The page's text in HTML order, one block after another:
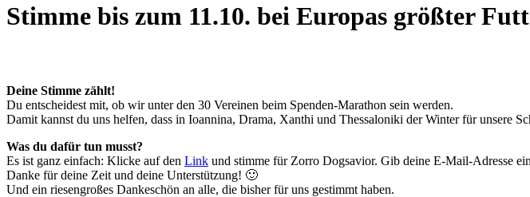
Stimme bis zum 11.10. bei Europas größter
Deine Stimme zählt!
Du entscheidest mit, ob wir unter den 30 Vereinen beim Spenden-Marathon sein werden.
Damit kannst du uns helfen, dass in Ioannina, Drama, Xanthi und Thessaloniki der Winter für unsere
Was du dafür tun musst?
Es ist ganz einfach: Klicke auf den Link und stimme für Zorro Dogsavior. Gib deine E-Mail-Adresse
Danke für deine Zeit und deine Unterstützung! 🙂
Und ein riesengroßes Dankeschön an alle, die bisher für uns gestimmt haben.